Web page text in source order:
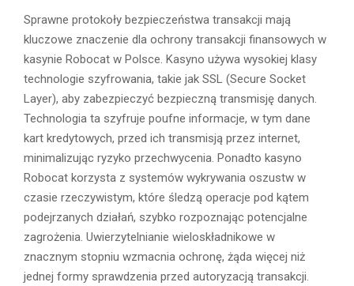
Sprawne protokoły bezpieczeństwa transakcji mają
kluczowe znaczenie dla ochrony transakcji finansowych w
kasynie Robocat w Polsce. Kasyno używa wysokiej klasy
technologie szyfrowania, takie jak SSL (Secure Socket
Layer), aby zabezpieczyć bezpieczną transmisję danych.
Technologia ta szyfruje poufne informacje, w tym dane
kart kredytowych, przed ich transmisją przez internet,
minimalizując ryzyko przechwycenia. Ponadto kasyno
Robocat korzysta z systemów wykrywania oszustw w
czasie rzeczywistym, które śledzą operacje pod kątem
podejrzanych działań, szybko rozpoznając potencjalne
zagrożenia. Uwierzytelnianie wieloskładnikowe w
znacznym stopniu wzmacnia ochronę, żąda więcej niż
jednej formy sprawdzenia przed autoryzacją transakcji.